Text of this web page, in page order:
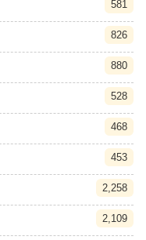
581
826
880
528
468
453
2,258
2,109